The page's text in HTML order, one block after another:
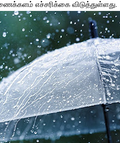
எச்சரிக்கை விடுத்துள்ளது.